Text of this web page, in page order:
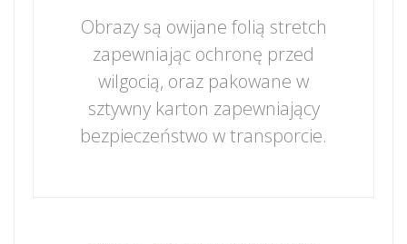
Obrazy są owijane folią stretch
zapewniając ochronę przed
wilgocią, oraz pakowane w
sztywny karton zapewniający
bezpieczeństwo w transporcie.